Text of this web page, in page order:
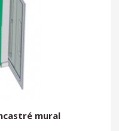
mural